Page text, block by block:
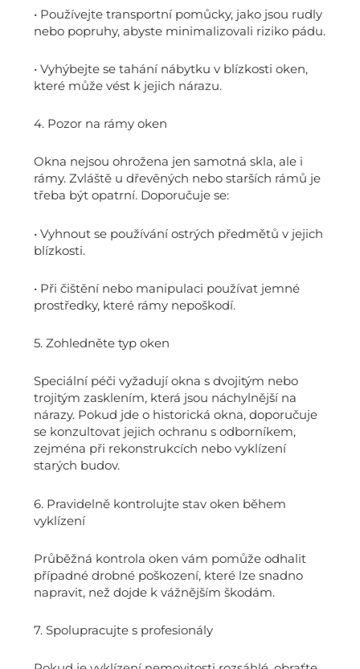
• Používejte transportní pomůcky, jako jsou rudly
nebo popruhy, abyste minimalizovali riziko pádu.
• Vyhýbejte se tahání nábytku v blízkosti oken,
které může vést k jejich nárazu.
4. Pozor na rámy oken
Okna nejsou ohrožena jen samotná skla, ale i
rámy. Zvláště u dřevěných nebo starších rámů je
třeba být opatrní. Doporučuje se:
• Vyhnout se používání ostrých předmětů v jejich
blízkosti.
• Při čištění nebo manipulaci používat jemné
prostředky, které rámy nepoškodí.
5. Zohledněte typ oken
Speciální péči vyžadují okna s dvojitým nebo
trojitým zasklením, která jsou náchylnější na
nárazy. Pokud jde o historická okna, doporučuje
se konzultovat jejich ochranu s odborníkem,
zejména při rekonstrukcích nebo vyklízení
starých budov.
6. Pravidelně kontrolujte stav oken během
vyklízení
Průběžná kontrola oken vám pomůže odhalit
případné drobné poškození, které lze snadno
napravit, než dojde k vážnějším škodám.
7. Spolupracujte s profesionály